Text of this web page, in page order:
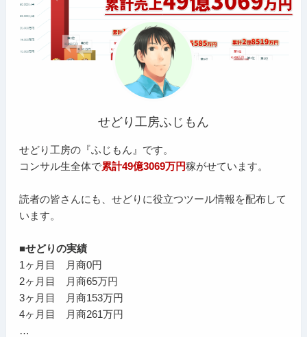
せどり工房ふじもん
せどり工房の『ふじもん』です。
コンサル生全体で累計49億3069万円稼がせています。
読者の皆さんにも、せどりに役立つツール情報を配布して
います。
■せどりの実績
1ヶ月目 月商0円
2ヶ月目 月商65万円
3ヶ月目 月商153万円
4ヶ月目 月商261万円
…